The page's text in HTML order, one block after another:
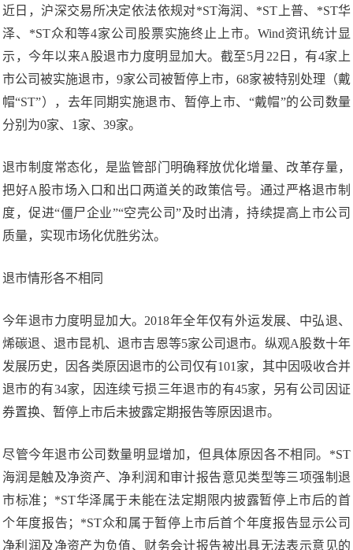
近日，沪深交易所决定依法依规对*ST海润、*ST上普、*ST华
泽、*ST众和等4家公司股票实施终止上市。Wind资讯统计显
示，今年以来A股退市力度明显加大。截至5月22日，有4家上
市公司被实施退市，9家公司被暂停上市，68家被特别处理（戴
帽“ST”），去年同期实施退市、暂停上市、“戴帽”的公司数量
分别为0家、1家、39家。
退市制度常态化，是监管部门明确释放优化增量、改革存量，
把好A股市场入口和出口两道关的政策信号。通过严格退市制
度，促进“僵尸企业”“空壳公司”及时出清，持续提高上市公司
质量，实现市场化优胜劣汰。
退市情形各不相同
今年退市力度明显加大。2018年全年仅有外运发展、中弘退、
烯碳退、退市昆机、退市吉恩等5家公司退市。纵观A股数十年
发展历史，因各类原因退市的公司仅有101家，其中因吸收合并
退市的有34家，因连续亏损三年退市的有45家，另有公司因证
券置换、暂停上市后未披露定期报告等原因退市。
尽管今年退市公司数量明显增加，但具体原因各不相同。*ST
海润是触及净资产、净利润和审计报告意见类型等三项强制退
市标准；*ST华泽属于未能在法定期限内披露暂停上市后的首
个年度报告；*ST众和属于暂停上市后首个年度报告显示公司
净利润及净资产为负值、财务会计报告被出具无法表示意见的